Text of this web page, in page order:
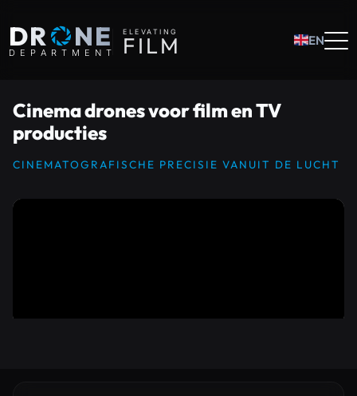
DRONE
D E P A R T M E N T
ELEVATING
FI LM EN
Cinema drones voor film en TV
producties
CINEMATOGRAFISCHE PRECISIE VANUIT DE LUCHT